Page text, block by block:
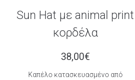
Sun Hat με animal print
κορδέλα
38,00€
Kαπέλο κατασκευασμένο από